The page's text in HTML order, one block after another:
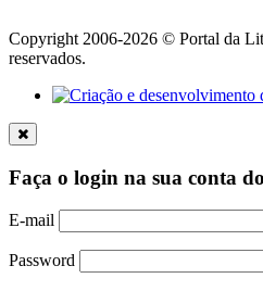
Copyright 2006-2026 © Portal da
reservados.
Faça o login na sua conta
E-mail
Password